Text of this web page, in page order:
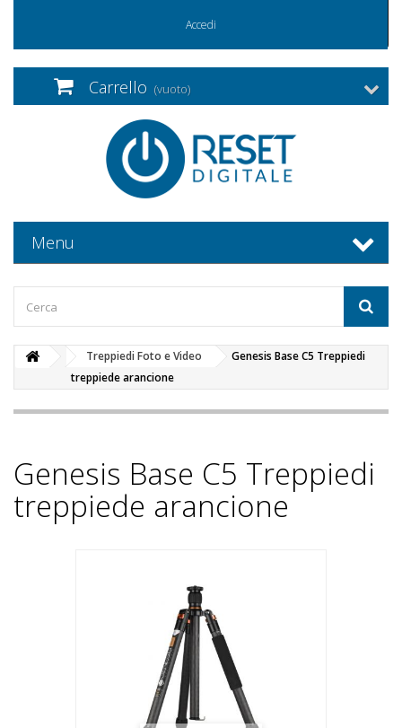
Accedi
Carrello (vuoto)
Menu
Treppiedi Foto e Video
Genesis Base C5 Treppiedi
treppiede arancione
Genesis Base C5 Treppiedi
treppiede arancione